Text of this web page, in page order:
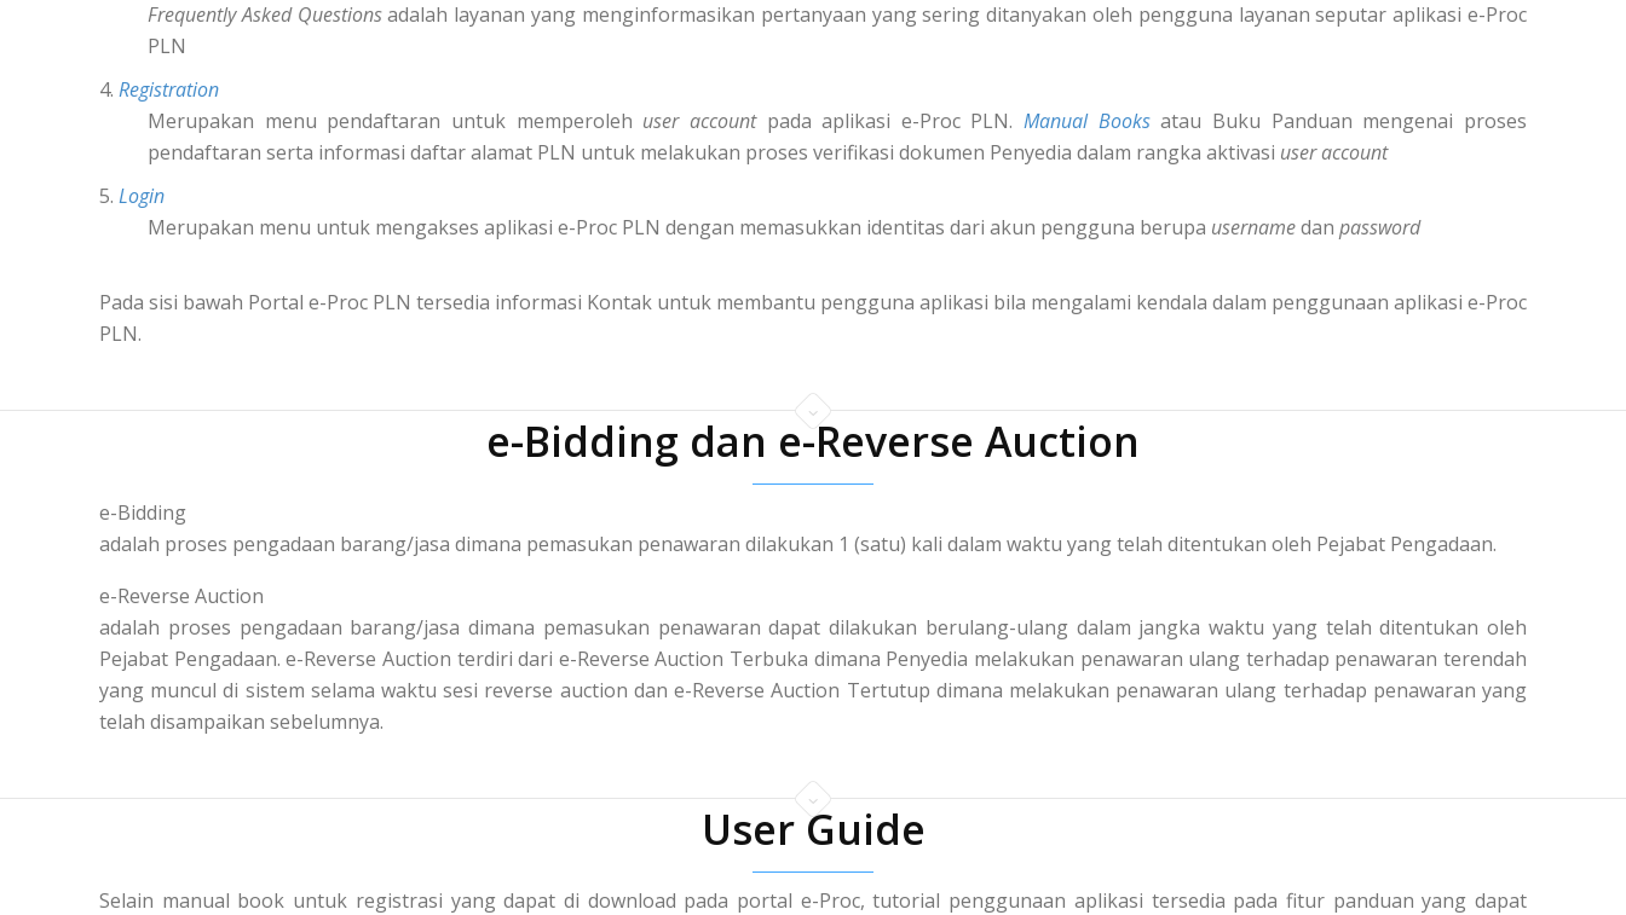
Frequently Asked Questionsadalah layanan yang menginformasikan pertanyaan yang sering ditanyakan oleh pengguna layanan seputar aplikasi e-Proc
PLN
4. Registration
Merupakan menu pendaftaran untuk memperoleh user accountpada aplikasi e-Proc PLN.Manual Booksatau Buku Panduan mengenai proses
pendaftaran serta informasi daftar alamat PLN untuk melakukan proses verifikasi dokumen Penyedia dalam rangka aktivasi user account
5. Login
Merupakan menu untuk mengakses aplikasi e-Proc PLN dengan memasukkan identitas dari akun pengguna berupa usernamedan password
Pada sisi bawah Portal e-Proc PLN tersedia informasi Kontak untuk membantu pengguna aplikasi bila mengalami kendala dalam penggunaan aplikasi e-Proc
PLN.
e-Bidding dan e-Reverse Auction
e-Bidding
adalah proses pengadaan barang/jasa dimana pemasukan penawaran dilakukan 1 (satu) kali dalam waktu yang telah ditentukan oleh Pejabat Pengadaan.
e-Reverse Auction
adalah proses pengadaan barang/jasa dimana pemasukan penawaran dapat dilakukan berulang-ulang dalam jangka waktu yang telah ditentukan oleh
Pejabat Pengadaan. e-Reverse Auction terdiri dari e-Reverse Auction Terbuka dimana Penyedia melakukan penawaran ulang terhadap penawaran terendah
yang muncul di sistem selama waktu sesi reverse auction dan e-Reverse Auction Tertutup dimana melakukan penawaran ulang terhadap penawaran yang
telah disampaikan sebelumnya.
User Guide
Selain manual book untuk registrasi yang dapat di download pada portal e-Proc, tutorial penggunaan aplikasi tersedia pada fitur panduan yang dapat